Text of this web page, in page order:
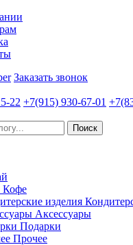
Заказать звонок
22 +7(915) 930-67-01
Кофе
Аксессуары
Подарки
Прочее